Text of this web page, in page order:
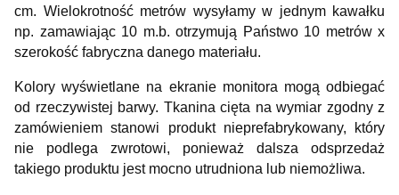
cm. Wielokrotność metrów wysyłamy w jednym kawałku
np. zamawiając 10 m.b. otrzymują Państwo 10 metrów x
szerokość fabryczna danego materiału.
Kolory wyświetlane na ekranie monitora mogą odbiegać
od rzeczywistej barwy. Tkanina cięta na wymiar zgodny z
zamówieniem stanowi produkt nieprefabrykowany, który
nie podlega zwrotowi, ponieważ dalsza odsprzedaż
takiego produktu jest mocno utrudniona lub niemożliwa.